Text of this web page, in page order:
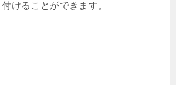
けることができます。